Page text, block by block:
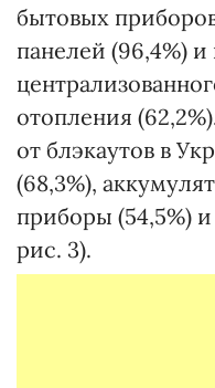
бытовых
панелей (96,4%)
отопления
от блэкаутов в
(68,3%),
приборы (54,5%)
рис. 3).